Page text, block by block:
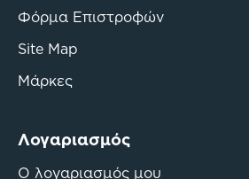
Φόρμα Επιστροφών
Site Map
Μάρκες
Λογαριασμός
Ο λογαριασμός μου